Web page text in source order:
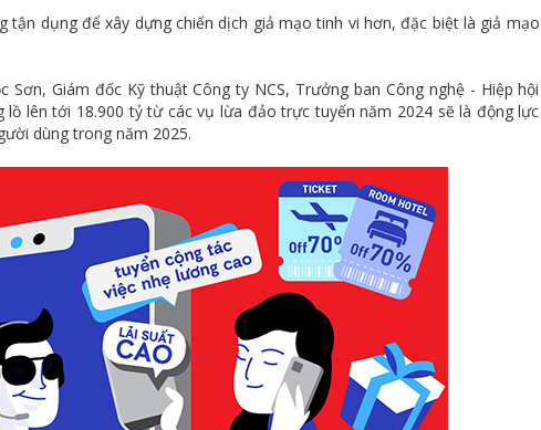
dụng để xây dựng chiến dịch giả mạo tinh vi hơn, đặc biệt là giả mạo
Giám đốc Kỹ thuật Công ty NCS, Trưởng ban Công nghệ - Hiệp hội
lồ lên tới 18.900 tỷ từ các vụ lừa đảo trực tuyến năm 2024 sẽ là động lực
dùng trong năm 2025.